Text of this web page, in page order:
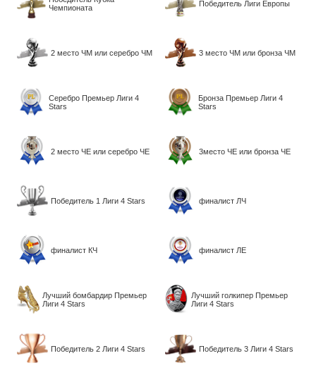
Чемпионата
Победитель Лиги Европы
2 место ЧМ или серебро ЧМ 3 место ЧМ или бронза ЧМ
Серебро Премьер Лиги 4
Stars
Бронза Премьер Лиги 4
Stars
2 место ЧЕ или серебро ЧЕ 3место ЧЕ или бронза ЧЕ
Победитель 1 Лиги 4 Stars финалист ЛЧ
финалист КЧ финалист ЛЕ
Лучший бомбардир Премьер
Лиги 4 Stars
Лучший голкипер Премьер
Лиги 4 Stars
Победитель 2 Лиги 4 Stars Победитель 3 Лиги 4 Stars